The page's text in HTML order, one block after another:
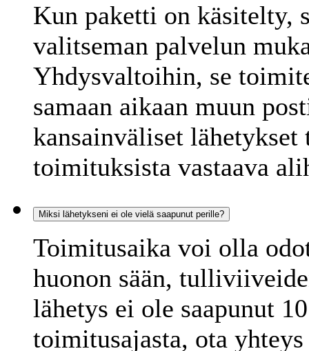
Kun paketti on käsitelty,
valitseman palvelun
Yhdysvaltoihin, se
samaan aikaan muun
kansainväliset
toimituksista vastaava
Miksi lähetykseni ei ole vielä saapunut perille?
Toimitusaika voi olla
huonon sään,
lähetys ei ole saapunut
toimitusajasta, ota